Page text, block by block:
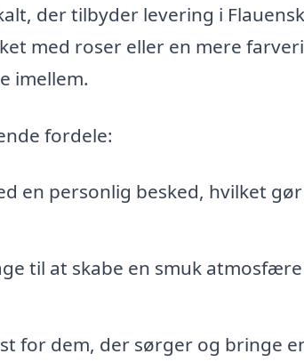
der tilbyder levering i
med roser eller en mere
imellem.
fordele:
en personlig besked, hvilket gør
til at skabe en smuk
for dem, der sørger og bringe